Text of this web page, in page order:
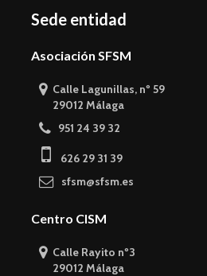
Sede entidad
Asociación SFSM
Calle Lagunillas, nº 59
29012 Málaga
951 24 39 32
626 29 31 39
sfsm@sfsm.es
Centro CISM
Calle Rayito nº3
29012 Málaga